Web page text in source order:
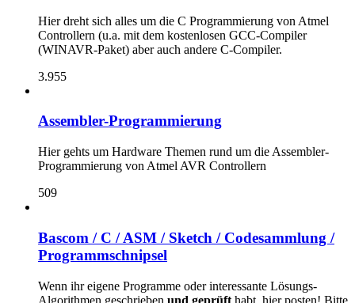
Hier dreht sich alles um die C Programmierung von Atmel
Controllern (u.a. mit dem kostenlosen GCC-Compiler
(WINAVR-Paket) aber auch andere C-Compiler.
3.955
Assembler-Programmierung
Hier gehts um Hardware Themen rund um die Assembler-
Programmierung von Atmel AVR Controllern
509
Bascom / C / ASM / Sketch / Codesammlung /
Programmschnipsel
Wenn ihr eigene Programme oder interessante Lösungs-
Algorithmen geschrieben und geprüft habt, hier posten! Bitte